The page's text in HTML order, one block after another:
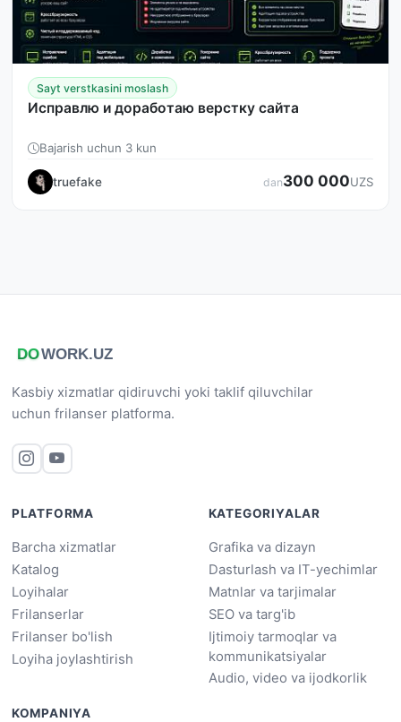
Sayt verstkasini moslash
Исправлю и доработаю верстку сайта
Bajarish uchun 3 kun
truefake dan300 000UZS
Kasbiy xizmatlar qidiruvchi yoki taklif qiluvchilar
uchun frilanser platforma.
PLATFORMA
Barcha xizmatlar
Katalog
Loyihalar
Frilanserlar
Frilanser bo'lish
Loyiha joylashtirish
KATEGORIYALAR
Grafika va dizayn
Dasturlash va IT-yechimlar
Matnlar va tarjimalar
SEO va targ'ib
Ijtimoiy tarmoqlar va
kommunikatsiyalar
Audio, video va ijodkorlik
KOMPANIYA